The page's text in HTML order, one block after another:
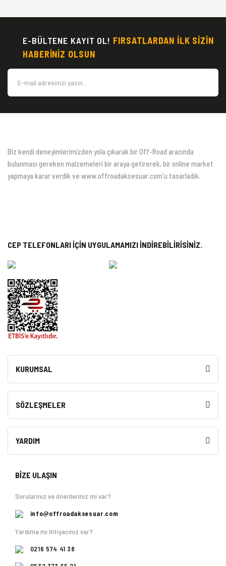
E-BÜLTENE KAYIT OL! FIRSATLARDAN İLK SİZİN
HABERİNİZ OLSUN
Biz kendi deneyimlerimizden yola çıkarak bir Off-Road aracında
bulunması gereken malzemeleri bir araya getirerek, bir online market
yapmaya karar verdik ve www.offroadaksesuar.com'u tasarladık.
CEP TELEFONLARI İÇİN UYGULAMAMIZI İNDİREBİLİRİSİNİZ.
KURUMSAL
SÖZLEŞMELER
YARDIM
BİZE ULAŞIN
Sorularınız ve önerileriniz mi var?
info@offroadaksesuar.com
Yardıma mı ihtiyacınız var?
0216 574 41 38